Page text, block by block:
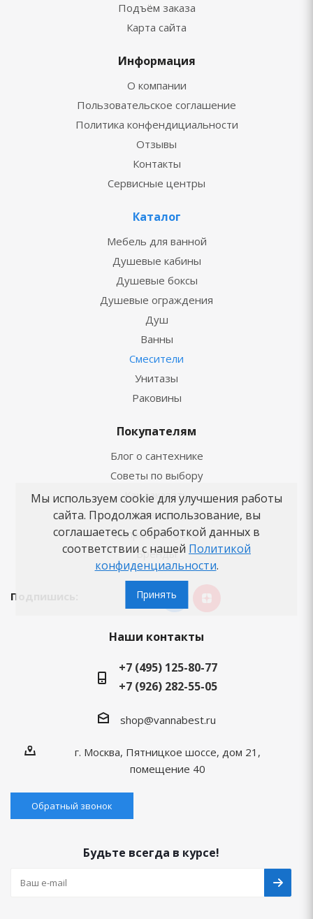
Подъём заказа
Карта сайта
Информация
О компании
Пользовательское соглашение
Политика конфендициальности
Отзывы
Контакты
Сервисные центры
Каталог
Мебель для ванной
Душевые кабины
Душевые боксы
Душевые ограждения
Душ
Ванны
Смесители
Унитазы
Раковины
Покупателям
Блог о сантехнике
Советы по выбору
Как заказать
Новости
Вопросы-ответы
Бренды
Подпишись:
Наши контакты
+7 (495) 125-80-77
+7 (926) 282-55-05
shop@vannabest.ru
г. Москва, Пятницкое шоссе, дом 21,
помещение 40
Обратный звонок
Будьте всегда в курсе!
Мы используем cookie для улучшения работы
сайта. Продолжая использование, вы
соглашаетесь с обработкой данных в
соответствии с нашей Политикой
конфиденциальности.
Принять